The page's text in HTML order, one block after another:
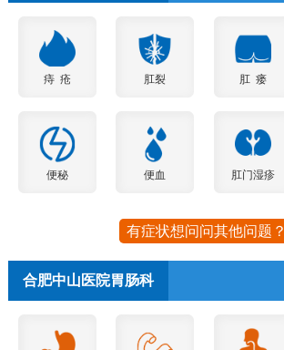
痔 疮 肛裂 肛 瘘
便秘 便血 肛门湿疹
有症状想问问其他问题？
合肥中山医院胃肠科